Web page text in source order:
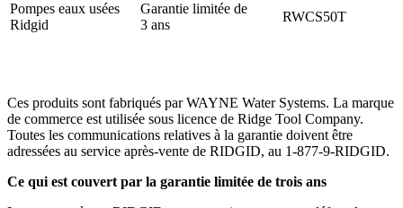
Pompes eaux usées
Ridgid
Garantie limitée de
3 ans
RWCS50T
Ces produits sont fabriqués par WAYNE Water Systems. La marque
de commerce est utilisée sous licence de Ridge Tool Company.
Toutes les communications relatives à la garantie doivent être
adressées au service après-vente de RIDGID, au 1-877-9-RIDGID.
Ce qui est couvert par la garantie limitée de trois ans